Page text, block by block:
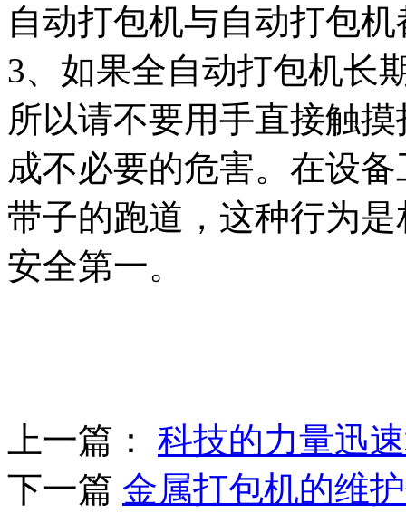
自动打包机与自动打包
3、如果全自动打包机长
所以请不要用手直接触
成不必要的危害。在设
带子的跑道，这种行为
安全第一。
上一篇： 科技的力量迅
下一篇 金属打包机的维